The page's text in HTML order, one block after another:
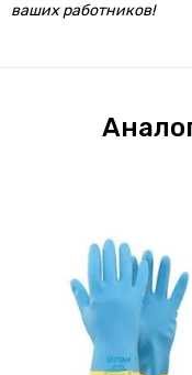
ваших работников!